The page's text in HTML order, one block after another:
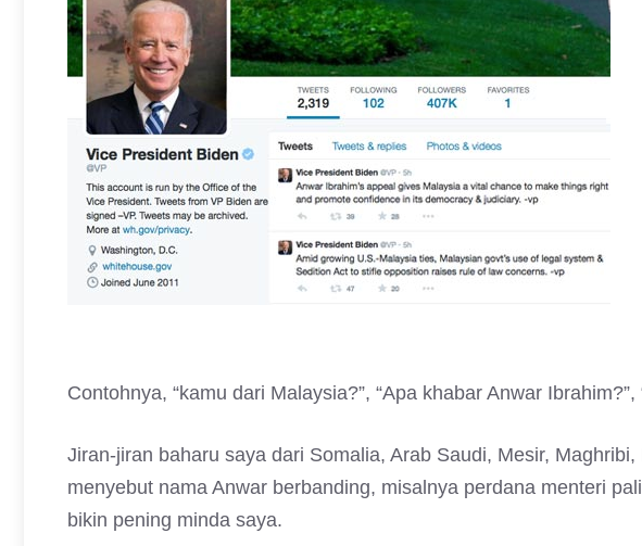
Contohnya, “kamu dari Malaysia?”, “Apa khabar Anwar
Jiran-jiran baharu saya dari Somalia, Arab Saudi, Mesir,
menyebut nama Anwar berbanding, misalnya perdana menteri
bikin pening minda saya.